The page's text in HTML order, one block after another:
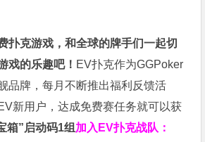
扑克游戏，和全球的牌手们一起切
戏的乐趣吧！ EV扑克作为GGPoker
品牌，每月不断推出福利反馈活
新用户，达成免费赛任务就可以获
箱”启动码1组 加入EV扑克战队：